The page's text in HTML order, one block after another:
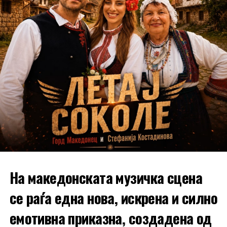
враќа на старите навики.
РЕКЛАМА
На македонската музичка сцена
се раѓа една нова, искрена и силно
емотивна приказна, создадена од